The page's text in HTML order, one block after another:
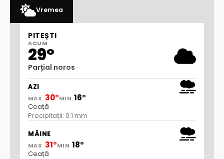
Vremea
PITEȘTI
ACUM
29°
Parțial noros
AZI
MAX 30°MIN 16°
Ceață
Precipitații: 0.1 mm
MÂINE
MAX 31°MIN 18°
Ceață